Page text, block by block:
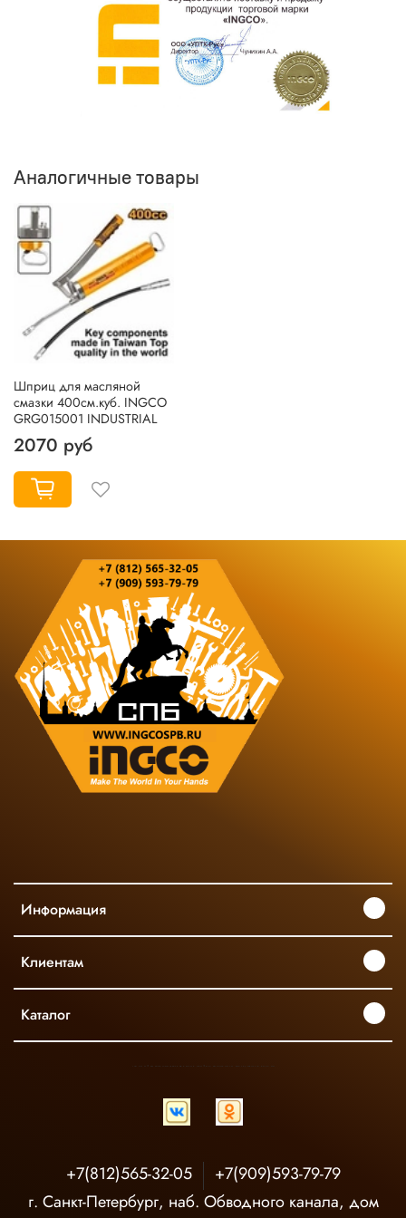
Аналогичные товары
Шприц для масляной
смазки 400см.куб. INGCO
GRG015001 INDUSTRIAL
2070 руб
Информация
Клиентам
Каталог
+7(812)565-32-05
+7(909)593-79-79
г. Санкт-Петербург, наб. Обводного канала, дом